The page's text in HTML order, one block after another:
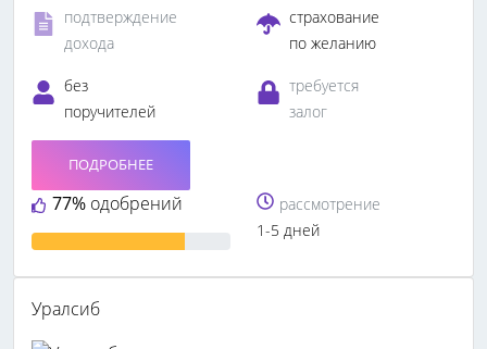
подтверждение
дохода
страхование
по желанию
без
поручителей
требуется
залог
77% одобрений
ПОДРОБНЕЕ
рассмотрение
1-5 дней
Уралсиб